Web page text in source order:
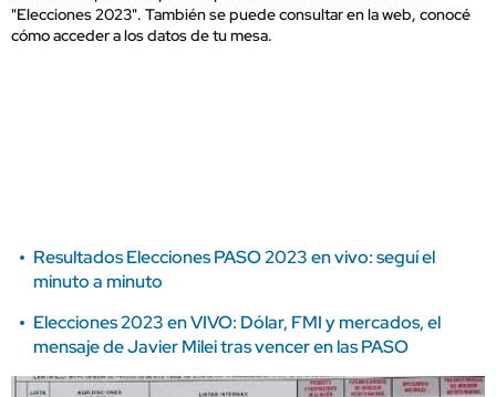
"Elecciones 2023". También se puede consultar en la web, conocé
cómo acceder a los datos de tu mesa.
Resultados Elecciones PASO 2023 en vivo: seguí el
minuto a minuto
Elecciones 2023 en VIVO: Dólar, FMI y mercados, el
mensaje de Javier Milei tras vencer en las PASO